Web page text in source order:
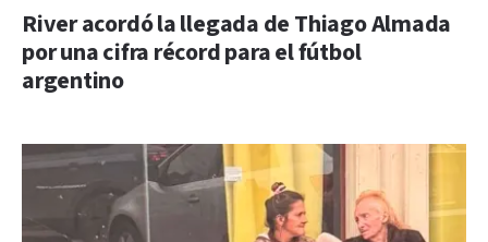
River acordó la llegada de Thiago Almada
por una cifra récord para el fútbol
argentino